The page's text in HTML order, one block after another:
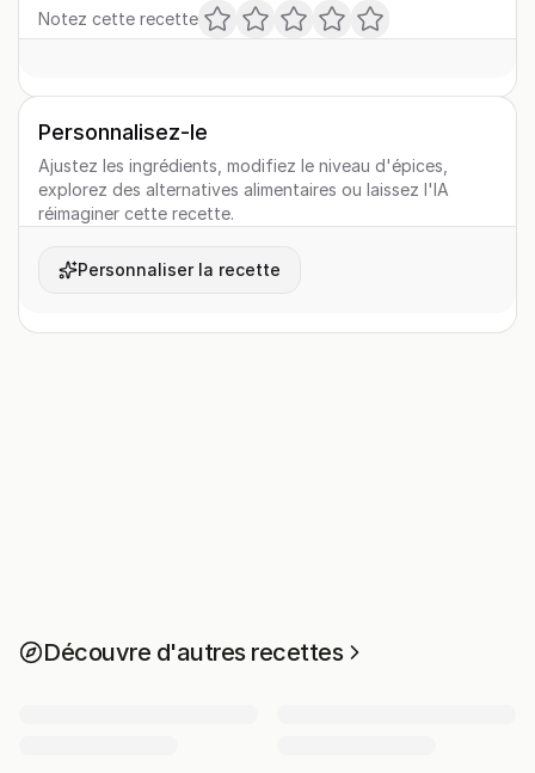
Notez cette recette
Personnalisez-le
Ajustez les ingrédients, modifiez le niveau d'épices,
explorez des alternatives alimentaires ou laissez l'IA
réimaginer cette recette.
Personnaliser la recette
Découvre d'autres recettes